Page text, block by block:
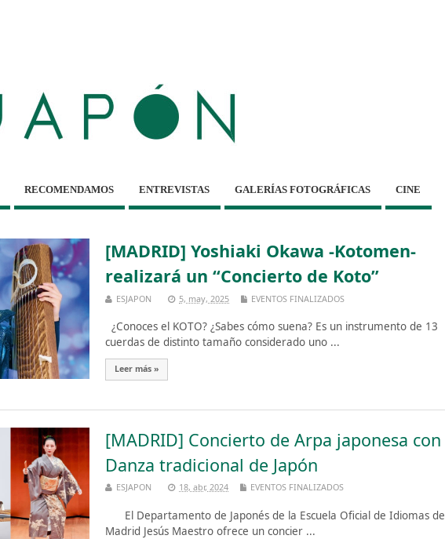
RECOMENDAMOS ENTREVISTAS GALERÍAS FOTOGRÁFICAS CINE
[MADRID] Yoshiaki Okawa -Kotomen-
realizará un “Concierto de Koto”
ESJAPON 5, may, 2025 EVENTOS FINALIZADOS
¿Conoces el KOTO? ¿Sabes cómo suena? Es un instrumento de 13
cuerdas de distinto tamaño considerado uno ...
Leer más »
[MADRID] Concierto de Arpa japonesa con
Danza tradicional de Japón
ESJAPON 18, abr, 2024 EVENTOS FINALIZADOS
El Departamento de Japonés de la Escuela Oficial de Idiomas de
Madrid Jesús Maestro ofrece un concier ...